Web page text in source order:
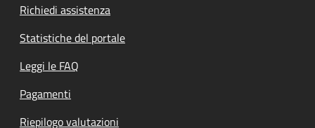
Richiedi assistenza
Statistiche del portale
Leggi le FAQ
Pagamenti
Riepilogo valutazioni